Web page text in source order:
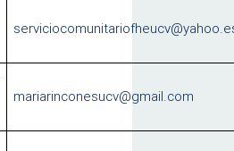
mariarinconesucv@gmail.com